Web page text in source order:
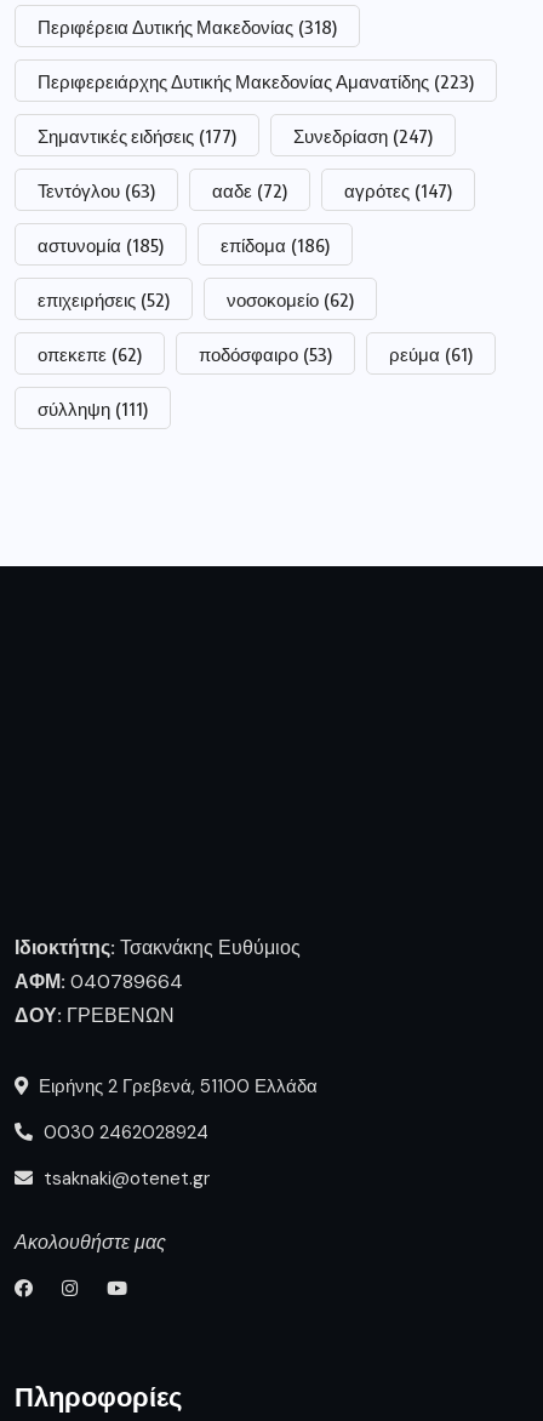
Περιφέρεια Δυτικής Μακεδονίας (318)
Περιφερειάρχης Δυτικής Μακεδονίας Αμανατίδης (223)
Σημαντικές ειδήσεις (177) Συνεδρίαση (247)
Τεντόγλου (63) ααδε (72) αγρότες (147)
αστυνομία (185) επίδομα (186)
επιχειρήσεις (52) νοσοκομείο (62)
οπεκεπε (62) ποδόσφαιρο (53) ρεύμα (61)
σύλληψη (111)
Ιδιοκτήτης: Τσακνάκης Ευθύμιος
ΑΦΜ: 040789664
ΔΟΥ: ΓΡΕΒΕΝΩΝ
Ειρήνης 2 Γρεβενά, 51100 Ελλάδα
0030 2462028924
tsaknaki@otenet.gr
Ακολουθήστε μας
Πληροφορίες